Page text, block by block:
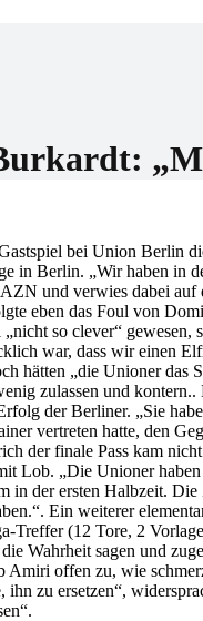
bei Union Berlin
in Berlin. „Wir haben in
und verwies dabei auf
eben das Foul von
so clever“
war, dass wir einen
hätten „die Unioner
zulassen und
der Berliner. „Sie
vertreten hatte, den
der finale Pass kam
Lob. „Die Unioner
der ersten Halbzeit.
Ein weiterer
Treffer (12 Tore, 2
Wahrheit sagen und
offen zu, wie
zu ersetzen“,